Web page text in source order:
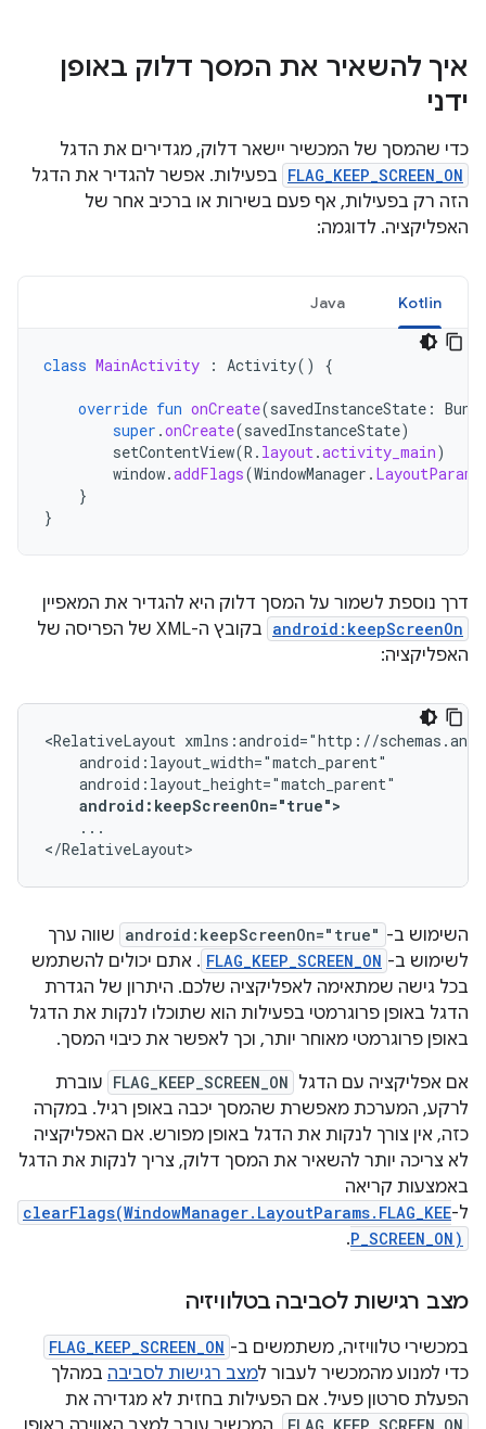
איך להשאיר את המסך דלוק באופן
ידני
כדי שהמסך של המכשיר יישאר דלוק, מגדירים את הדגל
FLAG_KEEP_SCREEN_ON בפעילות. אפשר להגדיר את הדגל
הזה רק בפעילות, אף פעם בשירות או ברכיב אחר של
האפליקציה. לדוגמה:
Kotlin
Java
class MainActivity : Activity() {
override fun onCreate(savedInstanceState :
super .onCreate(savedInstanceState)
setContentView(R . layout.activity_main)
window.addFlags(WindowManager . LayoutParams
}
}
דרך נוספת לשמור על המסך דלוק היא להגדיר את המאפיין
android:keepScreenOn
בקובץ ה-XML של הפריסה של
האפליקציה:
<RelativeLayout
android:keepScreenOn="true">
...
</RelativeLayout>
השימוש ב- android:keepScreenOn="true" שווה ערך
לשימוש ב- FLAG_KEEP_SCREEN_ON . אתם יכולים להשתמש
בכל גישה שמתאימה לאפליקציה שלכם. היתרון של הגדרת
הדגל באופן פרוגרמטי בפעילות הוא שתוכלו לנקות את הדגל
באופן פרוגרמטי מאוחר יותר, וכך לאפשר את כיבוי המסך.
אם אפליקציה עם הדגל FLAG_KEEP_SCREEN_ON עוברת
לרקע, המערכת מאפשרת שהמסך יכבה באופן רגיל. במקרה
כזה, אין צורך לנקות את הדגל באופן מפורש. אם האפליקציה
לא צריכה יותר להשאיר את המסך דלוק, צריך לנקות את הדגל
באמצעות קריאה
ל-clearFlags(WindowManager.LayoutParams.FLAG_KEE
P_SCREEN_ON)
.
מצב רגישות לסביבה בטלוויזיה
במכשירי טלוויזיה, משתמשים ב- FLAG_KEEP_SCREEN_ON
כדי למנוע מהמכשיר לעבור למצב רגישות לסביבה במהלך
הפעלת סרטון פעיל. אם הפעילות בחזית לא מגדירה את